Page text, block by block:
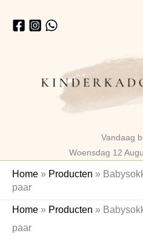
naar
Vandaag
Woensdag 12
Home » Producten »
paar
Home » Producten »
paar
Babysokken
doos